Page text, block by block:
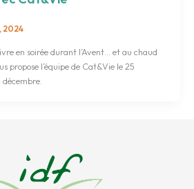
2024
en soirée durant l’Avent… et au chaud
propose l’équipe de Cat&Vie le 25